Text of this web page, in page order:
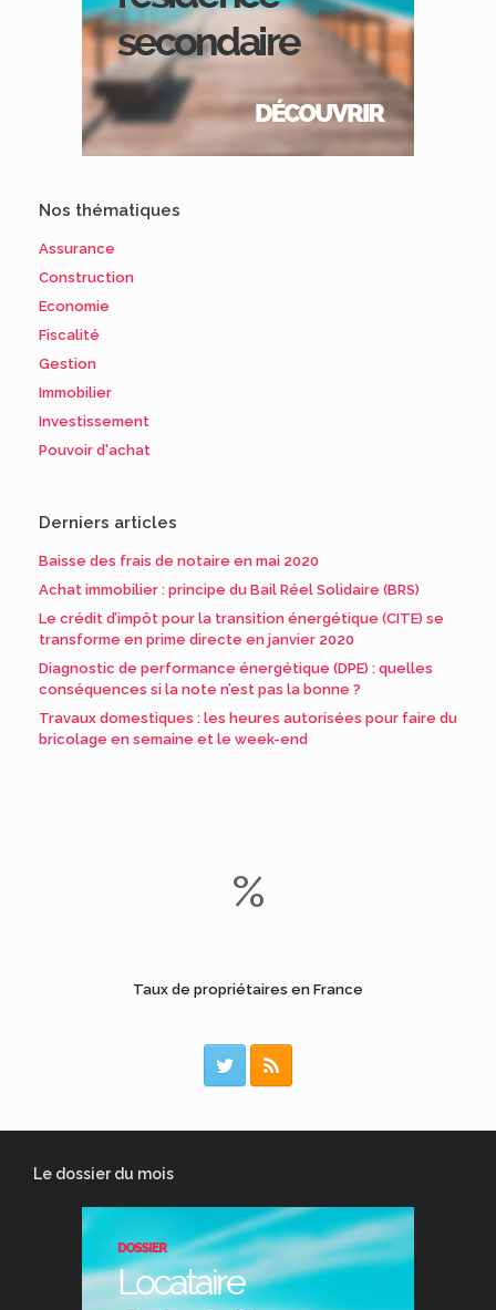
Nos thématiques
Assurance
Construction
Economie
Fiscalité
Gestion
Immobilier
Investissement
Pouvoir d'achat
Derniers articles
Baisse des frais de notaire en mai 2020
Achat immobilier : principe du Bail Réel Solidaire (BRS)
Le crédit d’impôt pour la transition énergétique (CITE) se
transforme en prime directe en janvier 2020
Diagnostic de performance énergétique (DPE) : quelles
conséquences si la note n’est pas la bonne ?
Travaux domestiques : les heures autorisées pour faire du
bricolage en semaine et le week-end
%
Taux de propriétaires en France
Le dossier du mois